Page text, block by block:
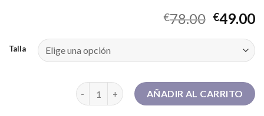
€78.00 €49.00
Talla
botas de agua cantidadAÑADIR AL CARRITO